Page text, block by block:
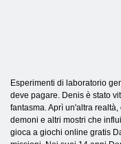
Esperimenti di laboratorio
deve pagare. Denis è stato
fantasma. Aprì un'altra
demoni e altri mostri che
gioca a giochi online gratis